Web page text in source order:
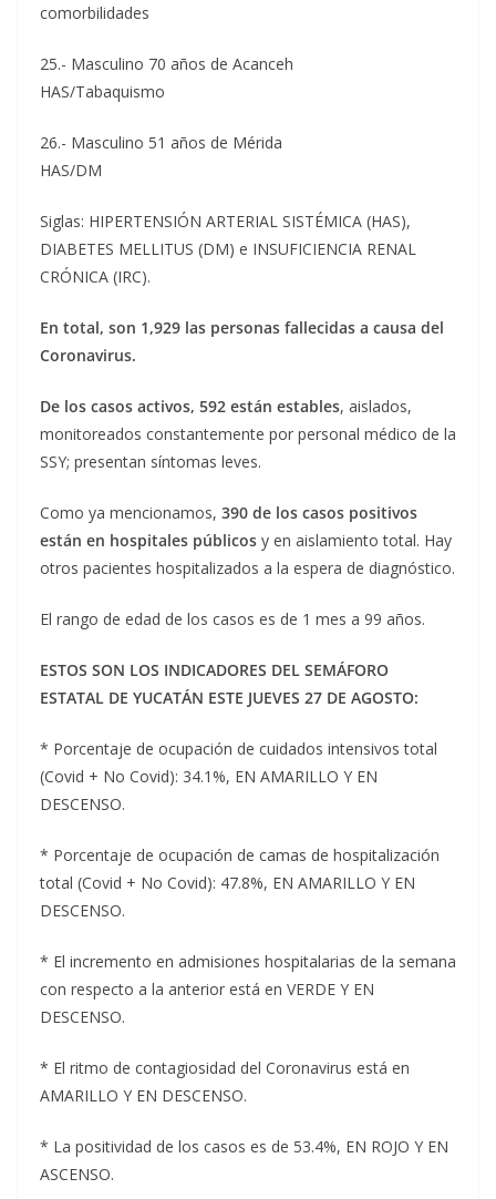
comorbilidades
25.- Masculino 70 años de Acanceh
HAS/Tabaquismo
26.- Masculino 51 años de Mérida
HAS/DM
Siglas: HIPERTENSIÓN ARTERIAL SISTÉMICA (HAS),
DIABETES MELLITUS (DM) e INSUFICIENCIA RENAL
CRÓNICA (IRC).
En total, son 1,929 las personas fallecidas a causa del
Coronavirus.
De los casos activos, 592 están estables, aislados,
monitoreados constantemente por personal médico de la
SSY; presentan síntomas leves.
Como ya mencionamos, 390 de los casos positivos
están en hospitales públicos y en aislamiento total. Hay
otros pacientes hospitalizados a la espera de diagnóstico.
El rango de edad de los casos es de 1 mes a 99 años.
ESTOS SON LOS INDICADORES DEL SEMÁFORO
ESTATAL DE YUCATÁN ESTE JUEVES 27 DE AGOSTO:
* Porcentaje de ocupación de cuidados intensivos total
(Covid + No Covid): 34.1%, EN AMARILLO Y EN
DESCENSO.
* Porcentaje de ocupación de camas de hospitalización
total (Covid + No Covid): 47.8%, EN AMARILLO Y EN
DESCENSO.
* El incremento en admisiones hospitalarias de la semana
con respecto a la anterior está en VERDE Y EN
DESCENSO.
* El ritmo de contagiosidad del Coronavirus está en
AMARILLO Y EN DESCENSO.
* La positividad de los casos es de 53.4%, EN ROJO Y EN
ASCENSO.